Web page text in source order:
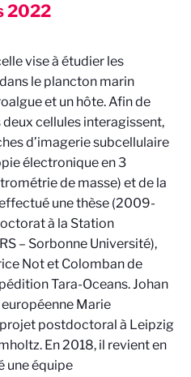
2022
vise à étudier les
le plancton marin
et un hôte. Afin de
cellules interagissent,
d’imagerie subcellulaire
électronique en 3
de masse) et de la
une thèse (2009-
à la Station
– Sorbonne Université),
Not et Colomban de
Tara-Oceans. Johan
Marie
postdoctoral à Leipzig
En 2018, il revient en
une équipe